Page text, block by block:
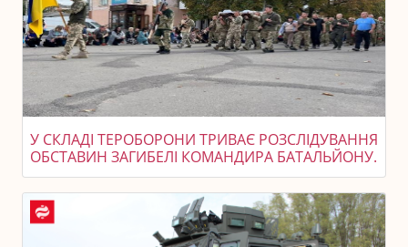
У СКЛАДІ ТЕРОБОРОНИ ТРИВАЄ РОЗСЛІДУВАННЯ
ОБСТАВИН ЗАГИБЕЛІ КОМАНДИРА БАТАЛЬЙОНУ.